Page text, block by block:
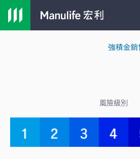
風險級別